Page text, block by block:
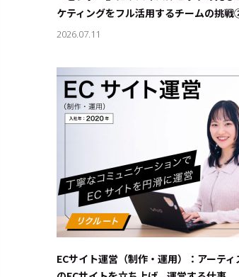
#リクルート
ケティングをフル活用するチームの挑
2026.07.11
ECサイト運営（制作・運用）：アーティ